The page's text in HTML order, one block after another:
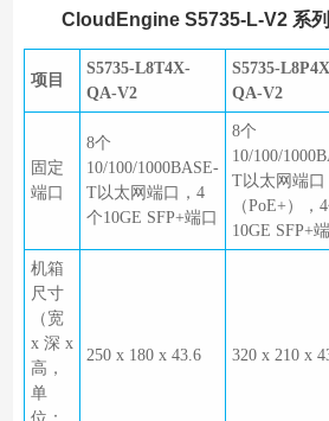
CloudEngine S5735-L-V2 系列
项目
S5735-L8T4X-
QA-V2
S5735-
QA-V2
固定
端口
8个
10/100/1000BASE-
T以太网端口，4
个10GE SFP+端口
8个
10/100/
T以太网端口
（PoE+），
10GE SFP+
机箱
尺寸
（宽
x 深 x
高，
单
250 x 180 x 43.6 320 x 210 x